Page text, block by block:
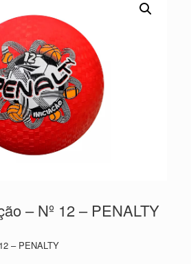
– Nº 12 – PENALTY
– PENALTY